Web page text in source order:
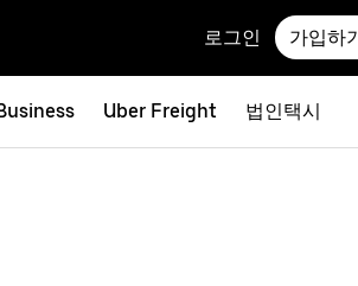
로그인 가입하기
Uber Freight 법인택시